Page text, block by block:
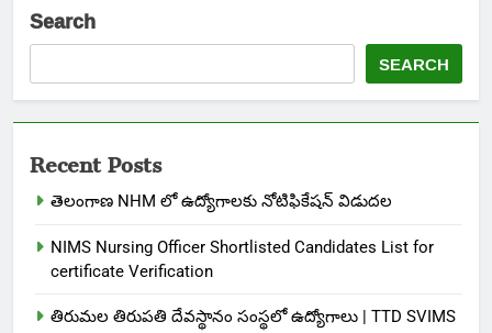
Search
SEARCH
Recent Posts
తెలంగాణ NHM లో ఉద్యోగాలకు నోటిఫికేషన్ విడుదల
NIMS Nursing Officer Shortlisted Candidates List for
certificate Verification
తిరుమల తిరుపతి దేవస్థానం సంస్థలో ఉద్యోగాలు | TTD SVIMS